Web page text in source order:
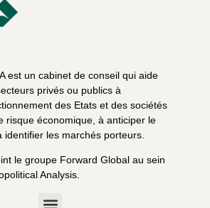
est un cabinet de conseil qui aide
privés ou publics à
des Etats et des sociétés
risque économique, à anticiper le
identifier les marchés porteurs.
le groupe Forward Global au sein
Analysis.